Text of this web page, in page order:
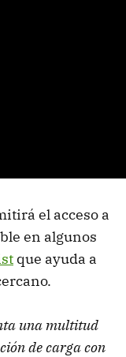
el acceso a
en algunos
que ayuda a
una multitud
de carga con